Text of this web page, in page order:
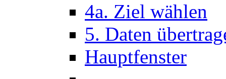
4a. Ziel wählen
5. Daten
Hauptfenster